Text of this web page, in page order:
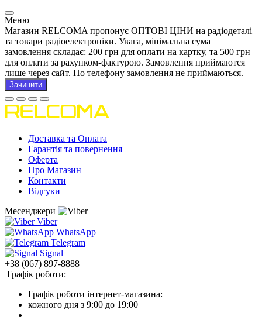
Меню
Магазин RELCOMA пропонує ОПТОВІ ЦІНИ на радіодеталі
та товари радіоелектроніки. Увага, мінімальна сума
замовлення складає: 200 грн для оплати на картку, та 500 грн
для оплати за рахунком-фактурою. Замовлення приймаются
лише через сайт. По телефону замовлення не приймаються.
Зачинити
Доставка та Оплата
Гарантія та повернення
Оферта
Про Магазин
Контакти
Відгуки
Месенджери
Viber
WhatsApp
Telegram
Signal
+38 (067) 897-8888
Графік роботи:
Графік роботи інтернет-магазина:
кожного дня з 9:00 до 19:00